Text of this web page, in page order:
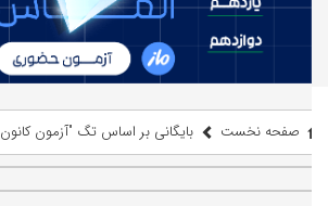
صفحه نخست بایگانی بر اساس تگ "آزمون کانون 30 شهریور1403"